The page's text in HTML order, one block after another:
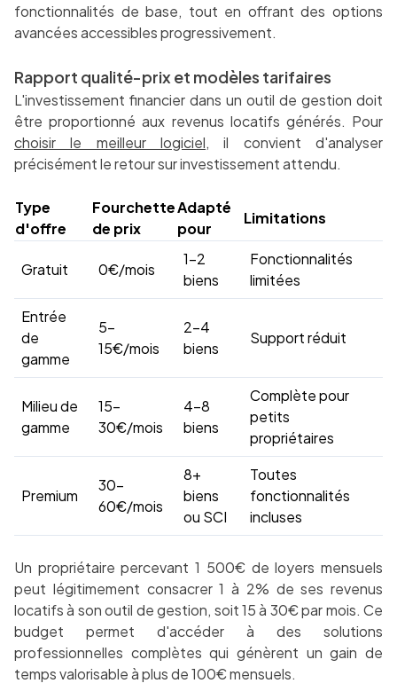
fonctionnalités de base, tout en offrant des options
avancées accessibles progressivement.
Rapport qualité-prix et modèles tarifaires
L'investissement financier dans un outil de gestion doit
être proportionné aux revenus locatifs générés. Pour
choisir le meilleur logiciel, il convient d'analyser
précisément le retour sur investissement attendu.
Type
d'offre
Fourchette
de prix
Adapté
pour
Limitations
Gratuit 0€/mois
1-2
biens
Fonctionnalités
limitées
Entrée
de
gamme
5-
15€/mois
2-4
biens
Support réduit
Milieu de
gamme
15-
30€/mois
4-8
biens
Complète pour
petits
propriétaires
Premium
30-
60€/mois
8+
biens
ou SCI
Toutes
fonctionnalités
incluses
Un propriétaire percevant 1 500€ de loyers mensuels
peut légitimement consacrer 1 à 2% de ses revenus
locatifs à son outil de gestion, soit 15 à 30€ par mois. Ce
budget permet d'accéder à des solutions
professionnelles complètes qui génèrent un gain de
temps valorisable à plus de 100€ mensuels.